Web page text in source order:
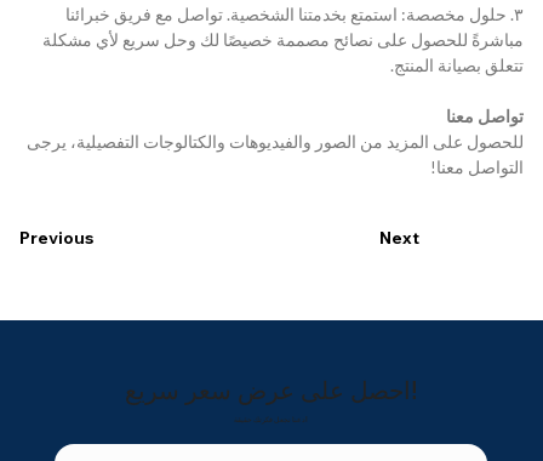
٣. حلول مخصصة: استمتع بخدمتنا الشخصية. تواصل مع فريق خبرائنا
مباشرةً للحصول على نصائح مصممة خصيصًا لك وحل سريع لأي مشكلة
تتعلق بصيانة المنتج.
تواصل معنا
للحصول على المزيد من الصور والفيديوهات والكتالوجات التفصيلية، يرجى
التواصل معنا!
Previous Next
احصل على عرض سعر سريع!